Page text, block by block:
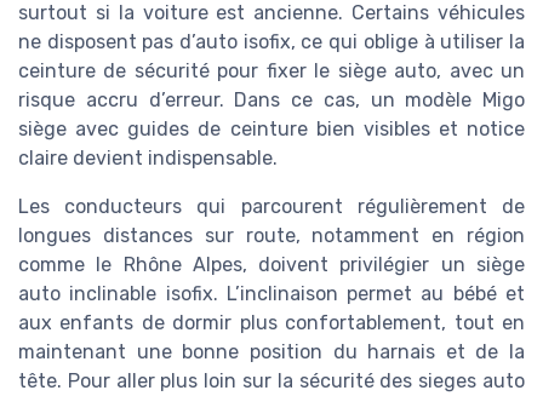
surtout si la voiture est ancienne. Certains véhicules
ne disposent pas d’auto isofix, ce qui oblige à utiliser la
ceinture de sécurité pour fixer le siège auto, avec un
risque accru d’erreur. Dans ce cas, un modèle Migo
siège avec guides de ceinture bien visibles et notice
claire devient indispensable.
Les conducteurs qui parcourent régulièrement de
longues distances sur route, notamment en région
comme le Rhône Alpes, doivent privilégier un siège
auto inclinable isofix. L’inclinaison permet au bébé et
aux enfants de dormir plus confortablement, tout en
maintenant une bonne position du harnais et de la
tête. Pour aller plus loin sur la sécurité des sieges auto